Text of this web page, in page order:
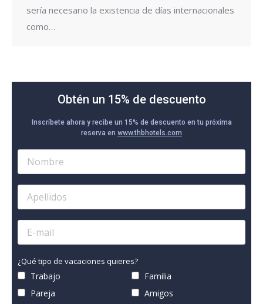
sería necesario la existencia de días internacionales
como…
Obtén un 15% de descuento
Inscríbete ahora y recibe un 15% de descuento en tu próxima
reserva en www.thbhotels.com
¿Qué tipo de vacaciones quieres?
Trabajo
Familia
Pareja
Amigos